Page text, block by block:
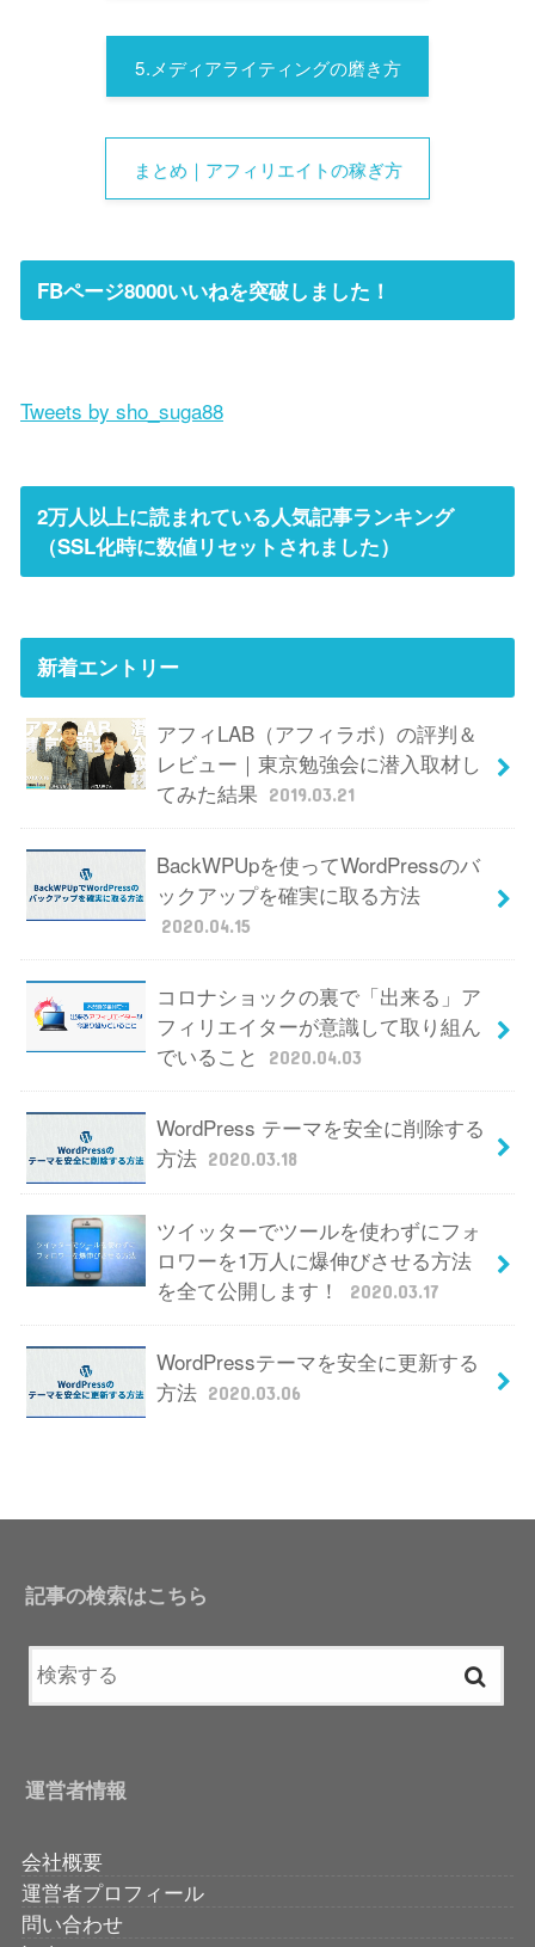
5.メディアライティングの磨き方
まとめ｜アフィリエイトの稼ぎ方
FBページ8000いいねを突破しました！
Tweets by sho_suga88
2万人以上に読まれている人気記事ランキング
（SSL化時に数値リセットされました）
新着エントリー
アフィLAB（アフィラボ）の評判＆
レビュー｜東京勉強会に潜入取材し
てみた結果
2019.03.21
BackWPUpを使ってWordPressのバ
ックアップを確実に取る方法
2020.04.15
コロナショックの裏で「出来る」ア
フィリエイターが意識して取り組ん
でいること
2020.04.03
WordPress テーマを安全に削除する
方法 2020.03.18
ツイッターでツールを使わずにフォ
ロワーを1万人に爆伸びさせる方法
を全て公開します！
2020.03.17
WordPressテーマを安全に更新する
方法 2020.03.06
記事の検索はこちら
運営者情報
会社概要
運営者プロフィール
問い合わせ